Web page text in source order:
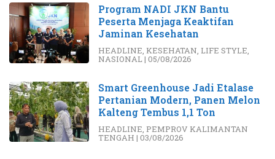
Program NADI JKN Bantu
Peserta Menjaga Keaktifan
Jaminan Kesehatan
HEADLINE, KESEHATAN, LIFE STYLE,
NASIONAL| 05/08/2026
Smart Greenhouse Jadi Etalase
Pertanian Modern, Panen Melon
Kalteng Tembus 1,1 Ton
HEADLINE, PEMPROV KALIMANTAN
TENGAH | 03/08/2026